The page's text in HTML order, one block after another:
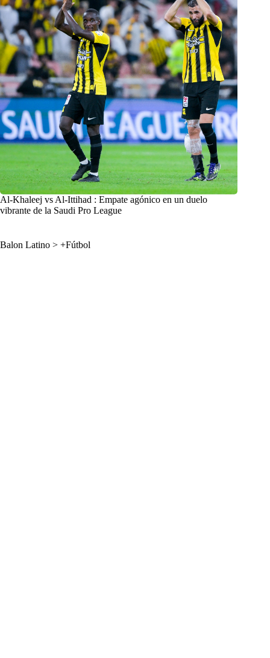
Al-Khaleej vs Al-Ittihad : Empate agónico en un duelo
vibrante de la Saudi Pro League
Balon Latino > +Fútbol